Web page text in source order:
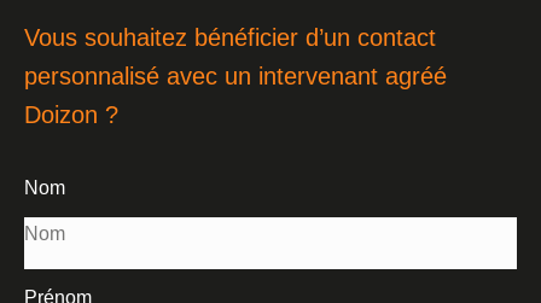
Vous souhaitez bénéficier d’un contact
personnalisé avec un intervenant agréé
Doizon ?
Nom
Prénom